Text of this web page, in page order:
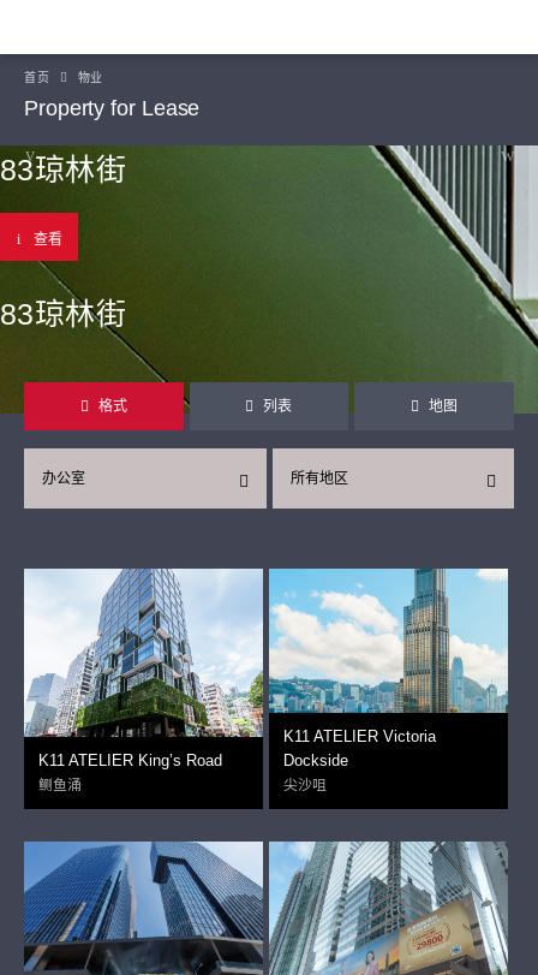
首页 物业
Property for Lease
83琼林街
查看
83琼林街
格式 列表 地图
所有地区
办公室
K11 ATELIER King’s Road
鲗鱼涌
K11 ATELIER Victoria
Dockside
尖沙咀